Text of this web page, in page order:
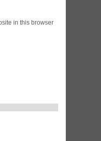
in this browser